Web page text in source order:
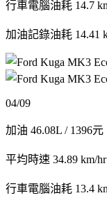
行車電腦油耗 14.7
加油記錄油耗 14.41
04/09
加油 46.08L / 1396元
平均時速 34.89 km/hr
行車電腦油耗 13.4